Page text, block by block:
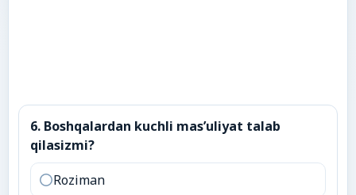
6. Boshqalardan kuchli mas’uliyat talab qilasizmi?
6. Boshqalardan kuchli mas’uliyat talab
qilasizmi?
Roziman